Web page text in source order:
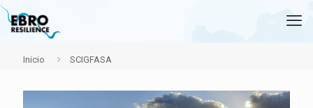
Inicio SCIGFASA